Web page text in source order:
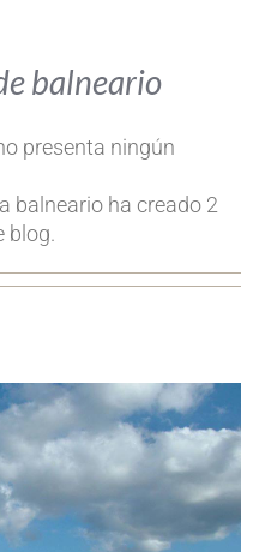
balneario
presenta ningún
balneario ha creado 2
blog.